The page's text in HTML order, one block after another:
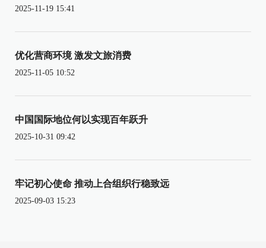
2025-11-19 15:41
优化营商环境 激发文旅消费
2025-11-05 10:52
中国国际地位何以实现百年跃升
2025-10-31 09:42
牢记初心使命 推动上合组织行稳致远
2025-09-03 15:23